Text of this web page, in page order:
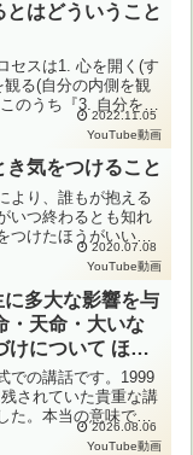
とはどういうこと
セスは1. 心を開く(す
る(自分の内側を観
のうち『3. 自分を観
2022.11.05
YouTube動画
き気をつけること
より、誰もが抱える
いつ終わるとも知れ
けたほうがいいの
の負担を軽...2020.07.08
YouTube動画
に多大な影響を与
・天命・大いな
けについて ほか
での講話です。1999
されていた貴重な講
。本当の意味で瞑
。▼主な... 2026.08.06
YouTube動画